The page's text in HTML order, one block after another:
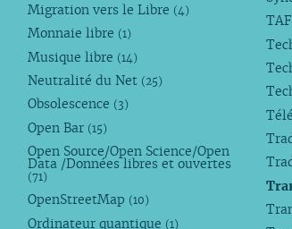
Migration vers le Libre (4)
Monnaie libre (1)
Musique libre (14)
Neutralité du Net (25)
Obsolescence (3)
Open Bar (15)
Open Source/Open Science/Open
Data /Données libres et ouvertes
(71)
OpenStreetMap (10)
Ordinateur quantique (1)